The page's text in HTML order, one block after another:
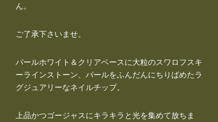
ん。
ご了承下さいませ。
パールホワイト＆クリアベースに大粒のスワロフスキ
ーラインストーン、パールをふんだんにちりばめたラ
グジュアリーなネイルチップ。
上品かつゴージャスにキラキラと光を集めて放ちま